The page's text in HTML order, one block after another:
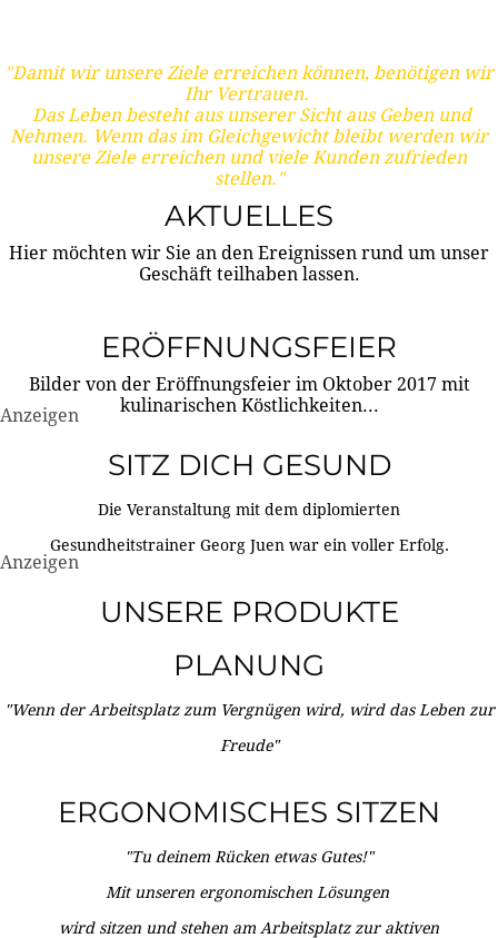
"Damit wir unsere Ziele erreichen können, benötigen wir
Ihr Vertrauen.
Das Leben besteht aus unserer Sicht aus Geben und
Nehmen. Wenn das im Gleichgewicht bleibt werden wir
unsere Ziele erreichen und viele Kunden zufrieden
stellen."
AKTUELLES
Hier möchten wir Sie an den Ereignissen rund um unser
Geschäft teilhaben lassen.
ERÖFFNUNGSFEIER
Bilder von der Eröffnungsfeier im Oktober 2017 mit
kulinarischen Köstlichkeiten...
Anzeigen
SITZ DICH GESUND
Die Veranstaltung mit dem diplomierten
Gesundheitstrainer Georg Juen war ein voller Erfolg.
Anzeigen
UNSERE PRODUKTE
PLANUNG
"Wenn der Arbeitsplatz zum Vergnügen wird, wird das Leben zur
Freude"
ERGONOMISCHES SITZEN
"Tu deinem Rücken etwas Gutes!"
Mit unseren ergonomischen Lösungen
wird sitzen und stehen am Arbeitsplatz zur aktiven